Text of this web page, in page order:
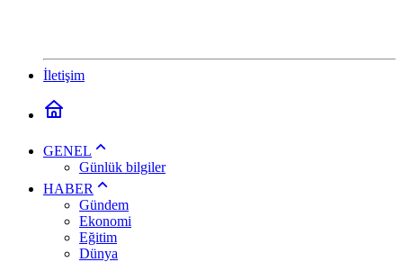
İletişim
GENEL
Günlük bilgiler
HABER
Gündem
Ekonomi
Eğitim
Dünya